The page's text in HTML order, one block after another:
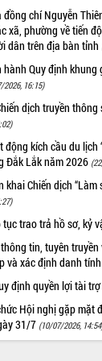
đồng chí Nguyễn
xã, phường về tiến
dân trên địa bàn tỉnh
Quy định
2026, 16:15)
dịch truyền
động kích cầu du lịch
Đắk Lắk năm 2026
khai Chiến dịch
trao trả hồ sơ, kỷ
tin, tuyên
và xác định danh
định quyền lợi tài
Hội nghị gặp mặt
31/7 (10/07/2026,